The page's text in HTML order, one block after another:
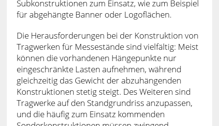
Subkonstruktionen zum Einsatz, wie zum Beispiel
für abgehängte Banner oder Logoflächen.
Die Herausforderungen bei der Konstruktion von
Tragwerken für Messestände sind vielfältig: Meist
können die vorhandenen Hängepunkte nur
eingeschränkte Lasten aufnehmen, während
gleichzeitig das Gewicht der abzuhängenden
Konstruktionen stetig steigt. Des Weiteren sind
Tragwerke auf den Standgrundriss anzupassen,
und die häufig zum Einsatz kommenden